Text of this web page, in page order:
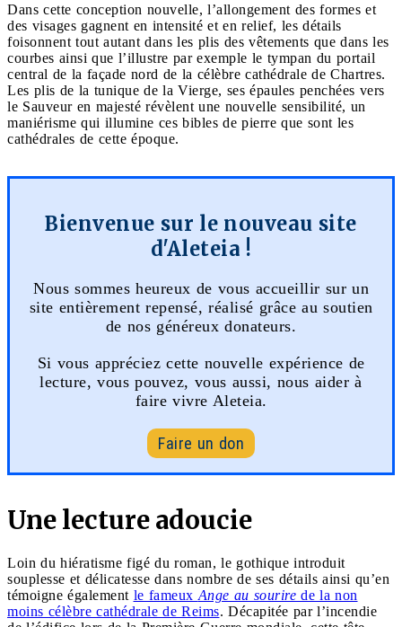
Dans cette conception nouvelle, l’allongement des formes et
des visages gagnent en intensité et en relief, les détails
foisonnent tout autant dans les plis des vêtements que dans les
courbes ainsi que l’illustre par exemple le tympan du portail
central de la façade nord de la célèbre cathédrale de Chartres.
Les plis de la tunique de la Vierge, ses épaules penchées vers
le Sauveur en majesté révèlent une nouvelle sensibilité, un
maniérisme qui illumine ces bibles de pierre que sont les
cathédrales de cette époque.
Bienvenue sur le nouveau site
d'Aleteia !
Nous sommes heureux de vous accueillir sur un
site entièrement repensé, réalisé grâce au soutien
de nos généreux donateurs.
Si vous appréciez cette nouvelle expérience de
lecture, vous pouvez, vous aussi, nous aider à
faire vivre Aleteia.
Faire un don
Une lecture adoucie
Loin du hiératisme figé du roman, le gothique introduit
souplesse et délicatesse dans nombre de ses détails ainsi qu’en
témoigne également le fameux Ange au sourire de la non
moins célèbre cathédrale de Reims. Décapitée par l’incendie